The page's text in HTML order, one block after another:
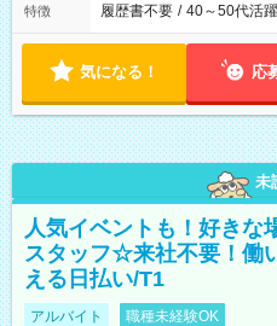
特徴 履歴書不要 / 40～50代活
気になる！ 応
未
人気イベントも！好きな
スタッフ☆来社不要！働
える日払い/T1
アルバイト 職種未経験OK